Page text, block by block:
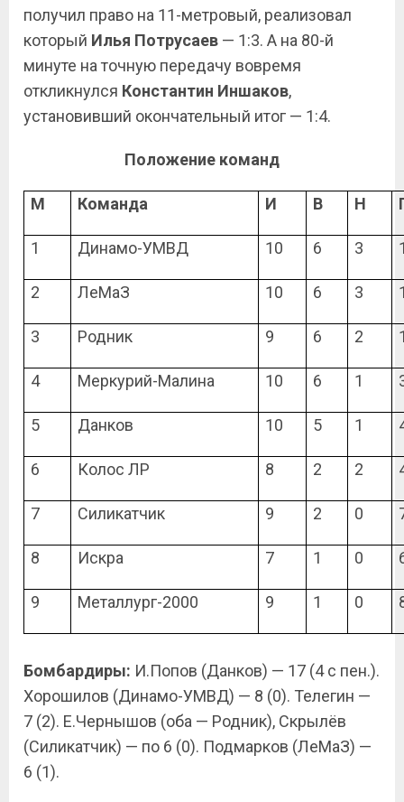
получил право на 11-метровый, реализовал
который Илья Потрусаев — 1:3. А на 80-й
минуте на точную передачу вовремя
откликнулся Константин Иншаков,
установивший окончательный итог — 1:4.
Положение команд
М Команда И В Н
1 Динамо-УМВД 10 6 3
2 ЛеМаЗ 10 6 3
3 Родник 9 6 2
4 Меркурий-Малина 10 6 1
5 Данков 10 5 1
6 Колос ЛР 8 2 2
7 Силикатчик 9 2 0
8 Искра 7 1 0
9 Металлург-2000 9 1 0
Бомбардиры: И.Попов (Данков) — 17 (4 с пен.).
Хорошилов (Динамо-УМВД) — 8 (0). Телегин —
7 (2). Е.Чернышов (оба — Родник), Скрылёв
(Силикатчик) — по 6 (0). Подмарков (ЛеМаЗ) —
6 (1).